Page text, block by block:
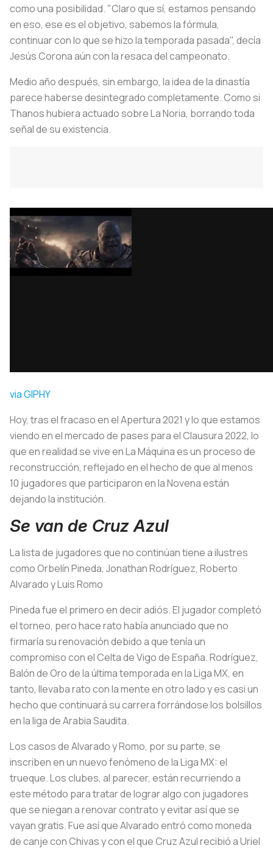
como una posibilidad. "Claro que sí, estamos pensando
en eso, ese es el objetivo, sabemos la fórmula,
continuar con lo que se hizo la temporada pasada", decía
Jesús Corona aún con la resaca del campeonato.
Medio año después, sin embargo, la idea de la dinastía
parece haberse desintegrado completamente. Como si
Thanos hubiera actuado sobre La Noria, borrando toda
señal de su existencia.
via GIPHY
Hoy, tras el fracaso en el Apertura 2021 y lo que estamos
viendo en el mercado de pases para el Clausura 2022, lo
que en realidad se vive en La Máquina es un proceso de
reconstrucción, reflejado en el hecho de que al menos
10 jugadores que participaron en la Novena están
dejando la institución.
Se van de Cruz Azul
La lista de jugadores que no continúan tiene a ilustres
como Orbelín Pineda, Jonathan Rodríguez, Roberto
Alvarado y Luis Romo
Pineda fue el primero en decir adiós. El jugador completó
el torneo, pero hace rato había anunciado que no
firmaría su renovación debido a que tenía un
compromiso con el Celta de Vigo de España. Rodríguez,
Balón de Oro de la última temporada en la Liga MX, en
tanto, llevaba rato con la mente en otro lado y es casi un
hecho que continuará su carrera forrándose los bolsillos
en la liga de Arabia Saudita.
Los casos de Alvarado y Romo, por su parte, se
inscriben en un nuevo fenómeno de la Liga MX: el
trueque. Los clubes, al parecer, están recurriendo a
este método para tratar de lograr algo con jugadores
que se niegan a renovar contrato y evitar así que se
vayan gratis. Fue así que Alvarado entró como moneda
de canje con Chivas y con el que Cruz Azul recibió a Uriel